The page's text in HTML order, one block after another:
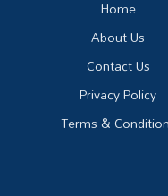
Home
About Us
Contact Us
Privacy Policy
Terms &